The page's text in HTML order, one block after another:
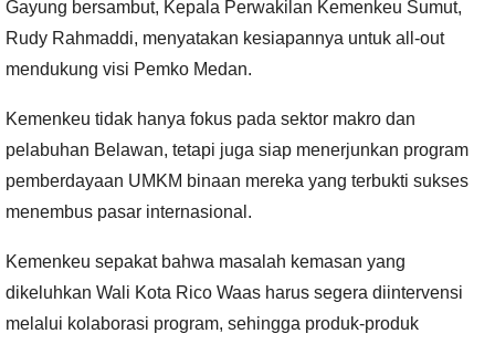
Gayung bersambut, Kepala Perwakilan Kemenkeu Sumut,
Rudy Rahmaddi, menyatakan kesiapannya untuk all-out
mendukung visi Pemko Medan.
Kemenkeu tidak hanya fokus pada sektor makro dan
pelabuhan Belawan, tetapi juga siap menerjunkan program
pemberdayaan UMKM binaan mereka yang terbukti sukses
menembus pasar internasional.
Kemenkeu sepakat bahwa masalah kemasan yang
dikeluhkan Wali Kota Rico Waas harus segera diintervensi
melalui kolaborasi program, sehingga produk-produk